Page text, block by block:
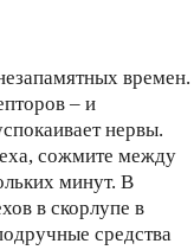
времен.
– и
нервы.
сожмите между
минут. В
в скорлупе в
средства